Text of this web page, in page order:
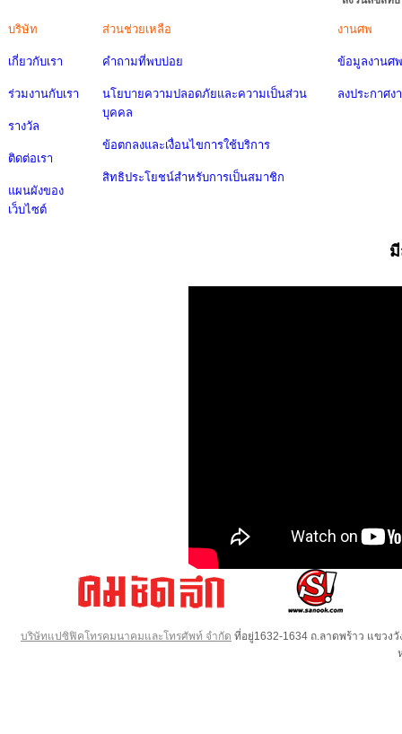
บริษัท
เกี่ยวกับเรา
ร่วมงานกับเรา
รางวัล
ติดต่อเรา
แผนผังของ
เว็บไซต์
ส่วนช่วยเหลือ
คำถามที่พบบ่อย
นโยบายความปลอดภัยและความเป็นส่วน
บุคคล
ข้อตกลงและเงื่อนไขการใช้บริการ
สิทธิประโยชน์สำหรับการเป็นสมาชิก
งานศพ
ข้อมูลงานศพ
ลงประกาศง
บริษัทแปซิฟิคโทรคมนาคมและโทรศัพท์ จำกัด ที่อยู่1632-1634 ถ.ลาดพร้าว แขวง